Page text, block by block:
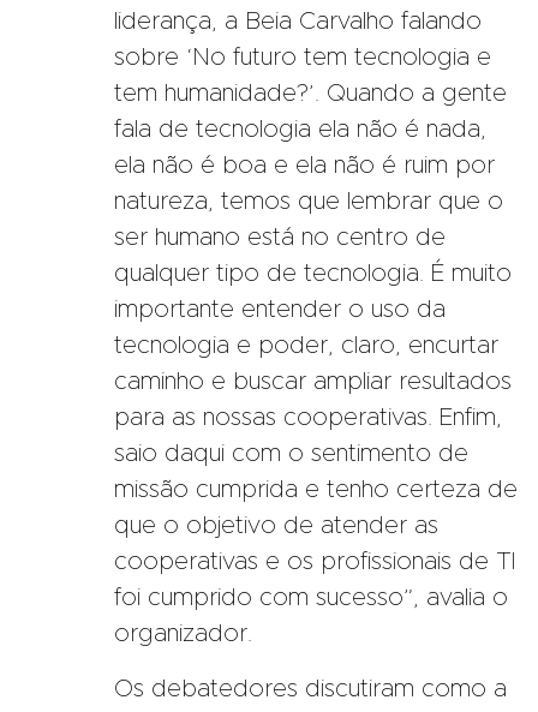
liderança, a Beia Carvalho falando
sobre ‘No futuro tem tecnologia e
tem humanidade?’. Quando a gente
fala de tecnologia ela não é nada,
ela não é boa e ela não é ruim por
natureza, temos que lembrar que o
ser humano está no centro de
qualquer tipo de tecnologia. É muito
importante entender o uso da
tecnologia e poder, claro, encurtar
caminho e buscar ampliar resultados
para as nossas cooperativas. Enfim,
saio daqui com o sentimento de
missão cumprida e tenho certeza de
que o objetivo de atender as
cooperativas e os profissionais de TI
foi cumprido com sucesso”, avalia o
organizador.
Os debatedores discutiram como a